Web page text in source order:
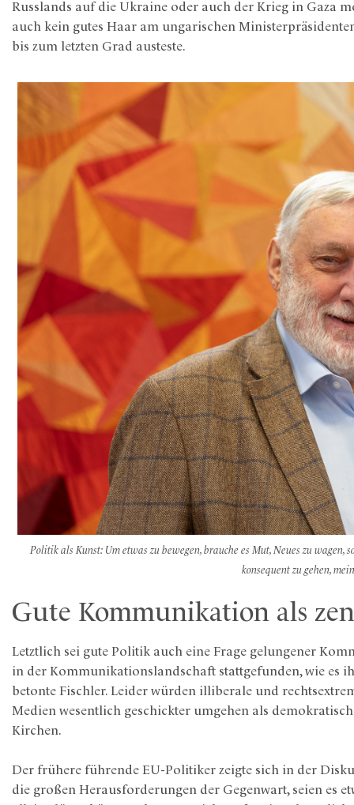
Russlands auf die Ukraine oder auch der Krieg in Gaza
auch kein gutes Haar am ungarischen
bis zum letzten Grad austeste.
Politik als Kunst: Um etwas zu bewegen, brauche es Mut, Neues zu
konsequent zu gehen,
Gute Kommunikation als
Letztlich sei gute Politik auch eine Frage gelungener
in der Kommunikationslandschaft stattgefunden, wie es
betonte Fischler. Leider würden illiberale und
Medien wesentlich geschickter umgehen als
Kirchen.
Der frühere führende EU-Politiker zeigte sich in der
die großen Herausforderungen der Gegenwart, seien es